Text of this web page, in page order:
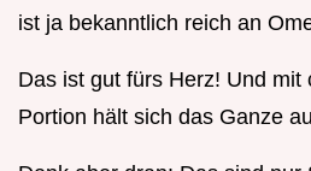
ist ja bekanntlich reich an
Das ist gut fürs Herz! Und mit
Portion hält sich das Ganze